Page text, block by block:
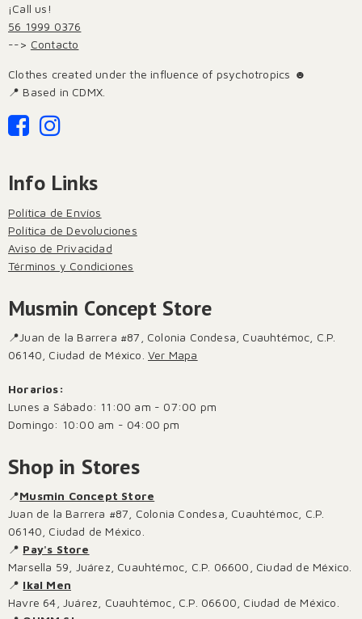
¡Call us!
56 1999 0376
--> Contacto
Clothes created under the influence of psychotropics ☻
📍 Based in CDMX.
Info Links
Política de Envíos
Política de Devoluciones
Aviso de Privacidad
Términos y Condiciones
Musmin Concept Store
📍Juan de la Barrera #87, Colonia Condesa, Cuauhtémoc, C.P.
06140, Ciudad de México. Ver Mapa
Horarios:
Lunes a Sábado: 11:00 am - 07:00 pm
Domingo: 10:00 am - 04:00 pm
Shop in Stores
📍Musmin Concept Store
Juan de la Barrera #87, Colonia Condesa, Cuauhtémoc, C.P.
06140, Ciudad de México.
📍 Pay's Store
Marsella 59, Juárez, Cuauhtémoc, C.P. 06600, Ciudad de México.
📍 Ikal Men
Havre 64, Juárez, Cuauhtémoc, C.P. 06600, Ciudad de México.